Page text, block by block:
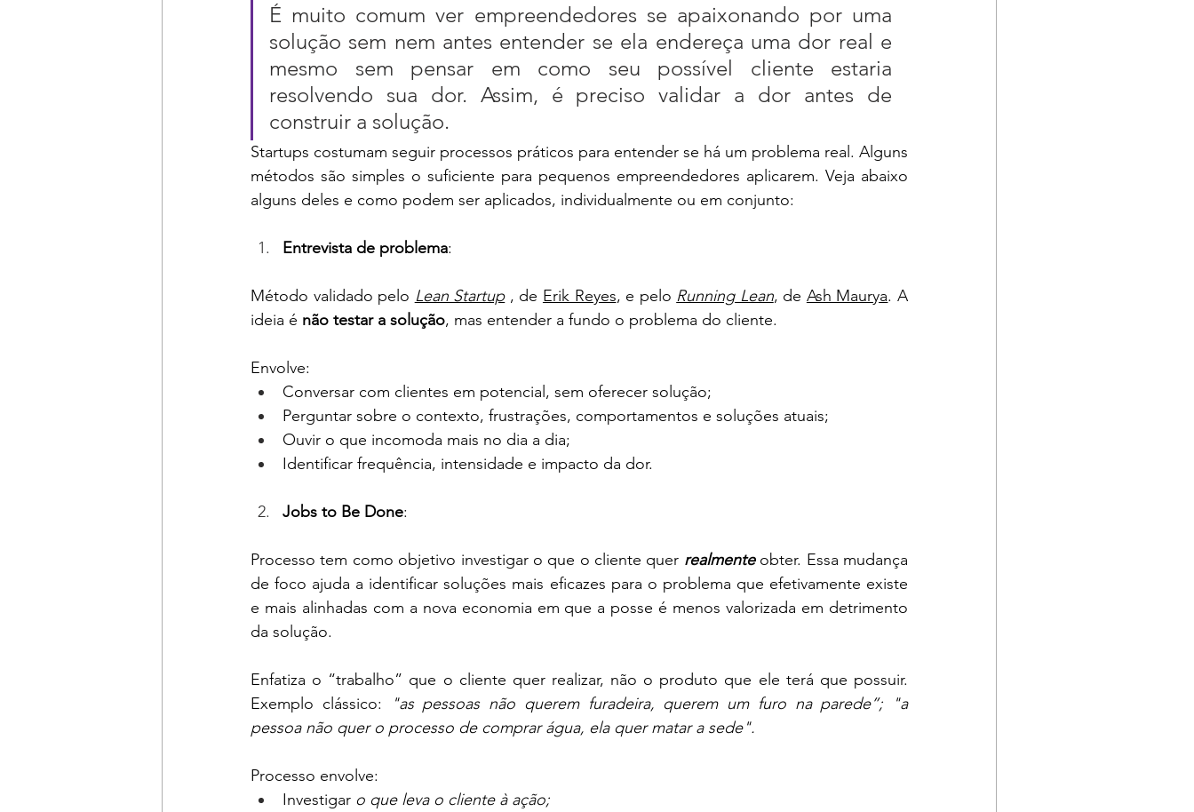
É muito comum ver empreendedores se apaixonando por uma
solução sem nem antes entender se ela endereça uma dor real e
mesmo sem pensar em como seu possível cliente estaria
resolvendo sua dor. Assim, é preciso validar a dor antes de
construir a solução.
Startups costumam seguir processos práticos para entender se há um problema real. Alguns
métodos são simples o suficiente para pequenos empreendedores aplicarem. Veja abaixo
alguns deles e como podem ser aplicados, individualmente ou em conjunto:
Entrevista de problema:
Método validado pelo Lean Startup , de Erik Reyes, e pelo Running Lean, de Ash Maurya. A
ideia é não testar a solução, mas entender a fundo o problema do cliente.
Envolve:
Conversar com clientes em potencial, sem oferecer solução;
Perguntar sobre o contexto, frustrações, comportamentos e soluções atuais;
Ouvir o que incomoda mais no dia a dia;
Identificar frequência, intensidade e impacto da dor.
Jobs to Be Done:
Processo tem como objetivo investigar o que o cliente quer realmente obter. Essa mudança
de foco ajuda a identificar soluções mais eficazes para o problema que efetivamente existe
e mais alinhadas com a nova economia em que a posse é menos valorizada em detrimento
da solução.
Enfatiza o “trabalho” que o cliente quer realizar, não o produto que ele terá que possuir.
Exemplo clássico:
"as pessoas não querem furadeira, querem um furo na parede”; "a
pessoa não quer o processo de comprar água, ela quer matar a sede".
Processo envolve:
Investigar o que leva o cliente à ação;